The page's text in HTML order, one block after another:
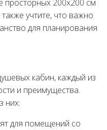
просторных 200х200 см
учтите, что важно
для планирования
кабин, каждый из
и преимущества.
них:
для помещений со